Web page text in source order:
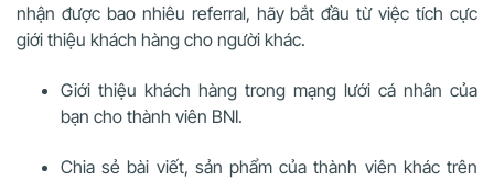
nhận được bao nhiêu referral, hãy bắt đầu từ việc tích cực
giới thiệu khách hàng cho người khác.
Giới thiệu khách hàng trong mạng lưới cá nhân của
bạn cho thành viên BNI.
Chia sẻ bài viết, sản phẩm của thành viên khác trên